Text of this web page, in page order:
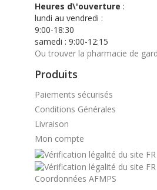
Heures d\'ouverture :
lundi au vendredi :
9:00-18:30
samedi : 9:00-12:15
Ou trouver la pharmacie de
Produits
Paiements sécurisés
Conditions Générales
Livraison
Mon compte
Coordonnées AFMPS